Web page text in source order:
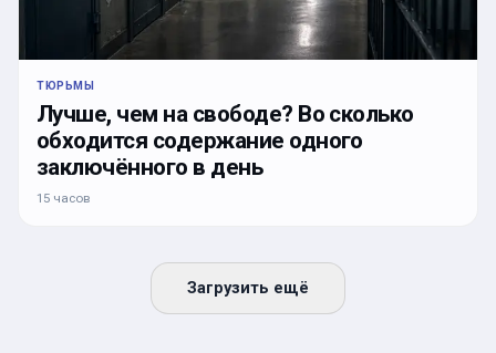
ТЮРЬМЫ
Лучше, чем на свободе? Во сколько
обходится содержание одного
заключённого в день
15 часов
Загрузить ещё